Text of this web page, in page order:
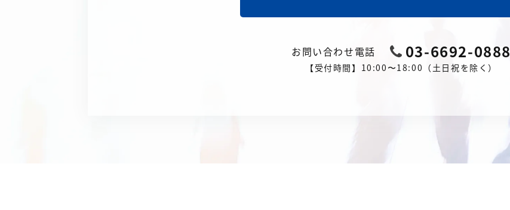
お問い合わせ電話 03-6692-0888
【受付時間】10:00〜18:00（土日祝を除く）